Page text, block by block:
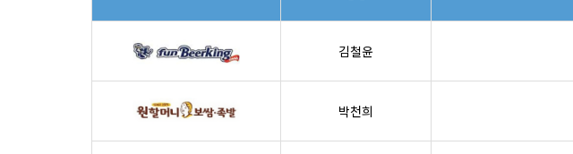
김철윤
박천희